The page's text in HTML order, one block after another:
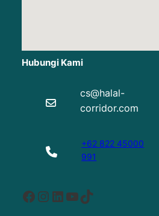
Hubungi Kami
cs@halal-
corridor.com
+62 822 45000
991
Facebook Instagram LinkedIn YouTube TikTok